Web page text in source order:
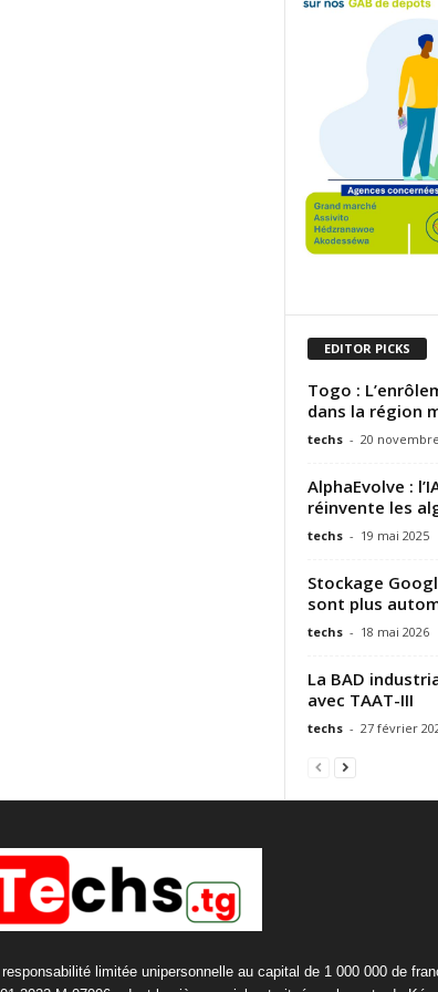
EDITOR PICKS
Togo :
dans la région
techs - 20
AlphaEvolve :
réinvente les
techs - 19 mai 2025
Stockage
sont plus
techs - 18 mai 2026
La BAD
avec TAAT-III
techs - 27 février
limitée unipersonnelle au capital de 1 000 000 de